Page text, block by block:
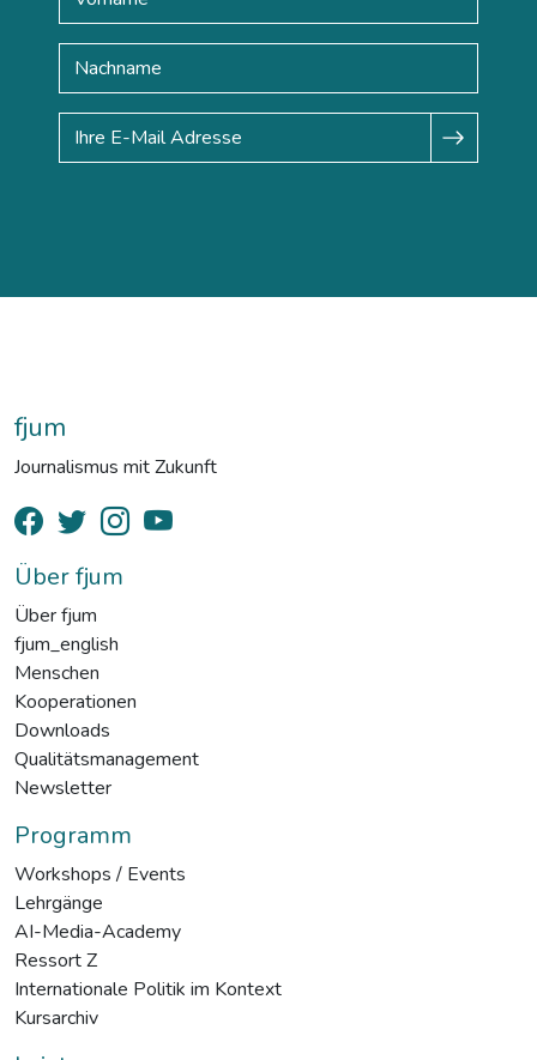
fjum
Journalismus mit Zukunft
Über fjum
Über fjum
fjum_english
Menschen
Kooperationen
Downloads
Qualitätsmanagement
Newsletter
Programm
Workshops / Events
Lehrgänge
AI-Media-Academy
Ressort Z
Internationale Politik im Kontext
Kursarchiv